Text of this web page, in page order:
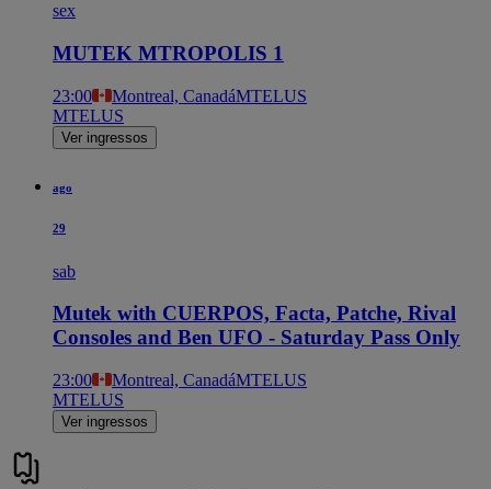
sex
MUTEK MTROPOLIS 1
23:00 Montreal, CanadáMTELUS
MTELUS
Ver ingressos
ago
29
sab
Mutek with CUERPOS, Facta, Patche, Rival
Consoles and Ben UFO - Saturday Pass Only
23:00 Montreal, CanadáMTELUS
MTELUS
Ver ingressos